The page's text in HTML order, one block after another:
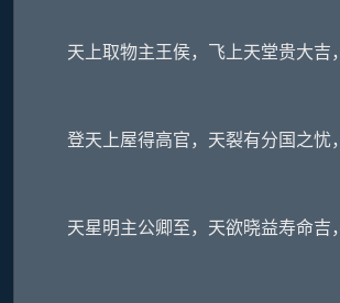
天上取物主王侯，飞上天堂贵大吉，
登天上屋得高官，天裂有分国之忧，
天星明主公卿至，天欲晓益寿命吉，